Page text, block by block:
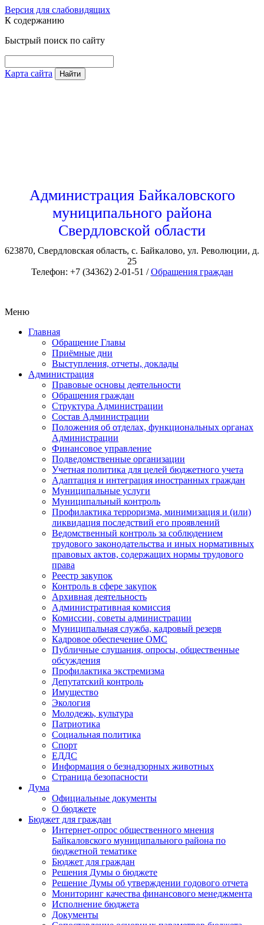
Версия для слабовидящих
К содержанию
Быстрый поиск по сайту
Карта сайта Найти
Администрация Байкаловского
муниципального района
Свердловской области
623870, Свердловская область, с. Байкалово, ул. Революции, д.
25
Телефон: +7 (34362) 2-01-51 /Обращения граждан
Меню
Главная
Обращение Главы
Приёмные дни
Выступления, отчеты, доклады
Администрация
Правовые основы деятельности
Обращения граждан
Структура Администрации
Состав Администрации
Положения об отделах, функциональных органах
Администрации
Финансовое управление
Подведомственные организации
Учетная политика для целей бюджетного учета
Адаптация и интеграция иностранных граждан
Муниципальные услуги
Муниципальный контроль
Профилактика терроризма, минимизация и (или)
ликвидация последствий его проявлений
Ведомственный контроль за соблюдением
трудового законодательства и иных нормативных
правовых актов, содержащих нормы трудового
права
Реестр закупок
Контроль в сфере закупок
Архивная деятельность
Административная комиссия
Комиссии, советы администрации
Муниципальная служба, кадровый резерв
Кадровое обеспечение ОМС
Публичные слушания, опросы, общественные
обсуждения
Профилактика экстремизма
Депутатский контроль
Имущество
Экология
Молодежь, культура
Патриотика
Социальная политика
Спорт
ЕДДС
Информация о безнадзорных животных
Страница безопасности
Дума
Официальные документы
О бюджете
Бюджет для граждан
Интернет-опрос общественного мнения
Байкаловского муниципального района по
бюджетной тематике
Бюджет для граждан
Решения Думы о бюджете
Решение Думы об утверждении годового отчета
Мониторинг качества финансового менеджмента
Исполнение бюджета
Документы